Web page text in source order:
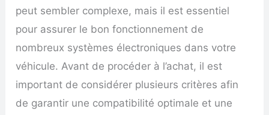
peut sembler complexe, mais il est essentiel
pour assurer le bon fonctionnement de
nombreux systèmes électroniques dans votre
véhicule. Avant de procéder à l’achat, il est
important de considérer plusieurs critères afin
de garantir une compatibilité optimale et une